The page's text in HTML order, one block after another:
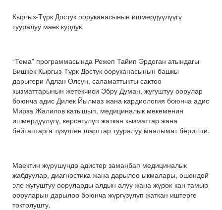
Кыргыз-Түрк Достук ооруканасынын ишмердүүлүүгү
тууралуу маек курдук.
“Тема” программасында Режеп Тайип Эрдоган атындагы
Бишкек Кыргыз-Түрк Достук ооруканасынын башкы
дарыгери Адлан Олсун, саламаттыкты сактоо
кызматтарынын жетекчиси Эбру Думан, жугуштуу оорулар
боюнча адис Дилек Йылмаз жана кардиология боюнча адис
Мирза Жалилов катышып, медициналык мекеменин
ишмердүүлүгү, көрсөтүлүп жаткан кызматтар жана
бейтаптарга түзүлгөн шарттар тууралуу маалымат беришти.
Маектин жүрүшүндө адистер заманбап медициналык
жабдуулар, диагностика жана дарылоо ыкмалары, ошондой
эле жугуштуу ооруларды алдын алуу жана жүрөк-кан тамыр
ооруларын дарылоо боюнча жүргүзүлүп жаткан иштерге
токтолушту.